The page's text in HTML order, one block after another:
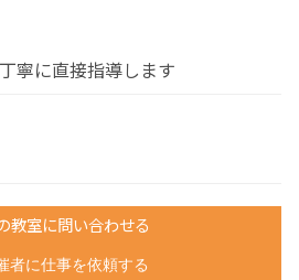
寧に直接指導します
教室に問い合わせる
者に仕事を依頼する